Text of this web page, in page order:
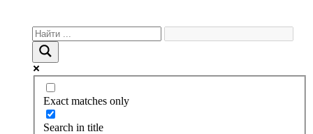
Exact matches only
Search in title